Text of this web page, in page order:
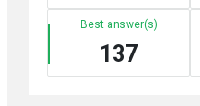
Best answer(s)
137